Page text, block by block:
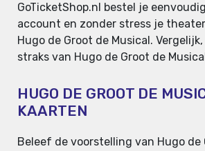
GoTicketShop.nl bestel je
account en zonder stress je
Hugo de Groot de Musical.
straks van Hugo de Groot de
HUGO DE GROOT DE
KAARTEN
Beleef de voorstelling van Hugo de